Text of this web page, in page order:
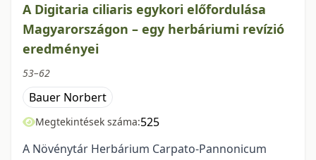
A Digitaria ciliaris egykori előfordulása
Magyarországon – egy herbáriumi revízió
eredményei
53–62
Bauer Norbert
Megtekintések száma:525
A Növénytár Herbárium Carpato-Pannonicum